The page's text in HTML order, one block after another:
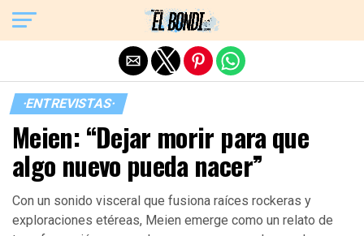
·ENTREVISTAS·
Meien: “Dejar morir para que
algo nuevo pueda nacer”
Con un sonido visceral que fusiona raíces rockeras y
exploraciones etéreas, Meien emerge como un relato de
Exit mobile version